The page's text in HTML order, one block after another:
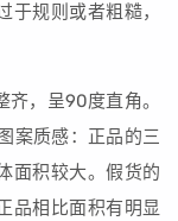
规则或者粗糙，
，呈90度直角。
案质感：正品的三
面积较大。假货的
品相比面积有明显